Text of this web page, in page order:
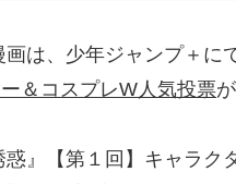
画は、少年ジャンプ＋に
＆コスプレW人気投票
』【第１回】キャラク